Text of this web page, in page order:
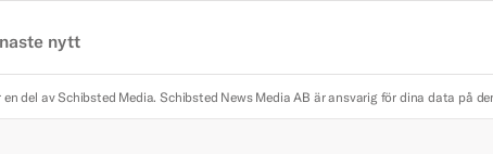
nytt
en del av Schibsted Media. Schibsted News Media AB är ansvarig för dina data på